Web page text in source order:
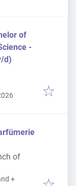
of
-
d)
of
+